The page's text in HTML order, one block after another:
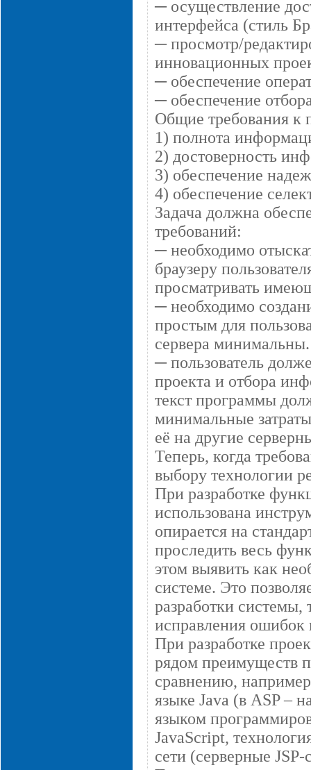
─ осуществление
интерфейса (стиль
─ просмотр/
инновационных
─ обеспечение
─ обеспечение
Общие требования к
1) полнота
2) достоверность
3) обеспечение
4) обеспечение
Задача должна
требований:
─ необходимо
браузеру
просматривать
─ необходимо
простым для
сервера минимальны.
─ пользователь
проекта и отбора
текст программы
минимальные
её на другие
Теперь, когда
выбору технологии
При разработке
использована
опирается на
проследить весь
этом выявить как
системе. Это
разработки системы,
исправления
При разработке
рядом преимуществ
сравнению,
языке Java (в ASP –
языком
JavaScript,
сети (серверные